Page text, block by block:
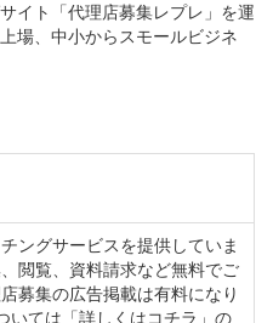
イト「代理店募集レプレ」を運
場、中小からスモールビジネ
ングサービスを提供していま
閲覧、資料請求など無料でご
募集の広告掲載は有料になり
いては「詳しくはコチラ」の